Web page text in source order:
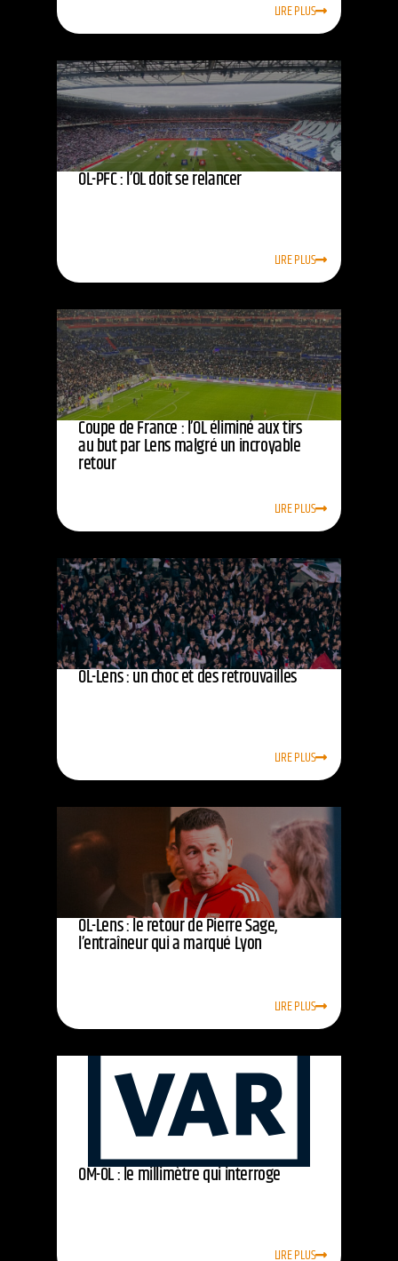
LIRE PLUS
OL-PFC : l’OL doit se relancer
LIRE PLUS
Coupe de France : l’OL éliminé aux tirs
au but par Lens malgré un incroyable
retour
LIRE PLUS
OL-Lens : un choc et des retrouvailles
LIRE PLUS
OL-Lens : le retour de Pierre Sage,
l’entraîneur qui a marqué Lyon
LIRE PLUS
OM-OL : le millimètre qui interroge
LIRE PLUS